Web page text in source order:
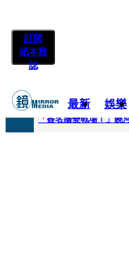
訂閱
紙本雜
誌
最新 娛樂
快訊